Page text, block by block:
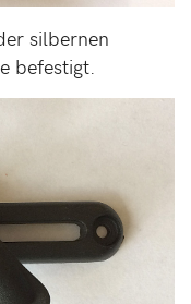
silbernen
befestigt.